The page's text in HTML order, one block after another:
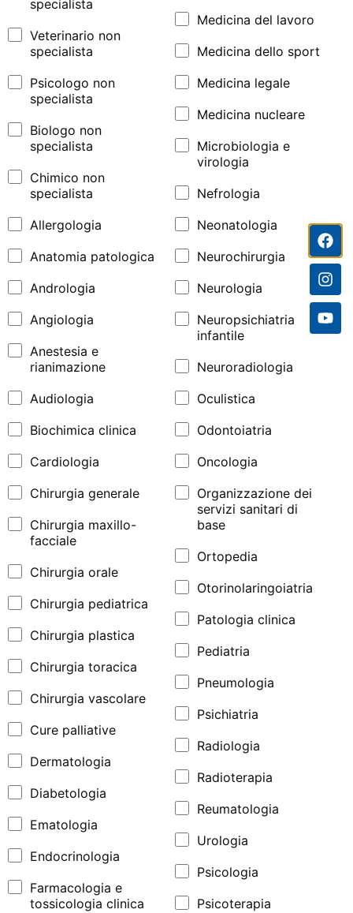
specialista
Veterinario non
specialista
Psicologo non
specialista
Biologo non
specialista
Chimico non
specialista
Allergologia
Anatomia patologica
Andrologia
Angiologia
Anestesia e
rianimazione
Audiologia
Biochimica clinica
Cardiologia
Chirurgia generale
Chirurgia maxillo-
facciale
Chirurgia orale
Chirurgia pediatrica
Chirurgia plastica
Chirurgia toracica
Chirurgia vascolare
Cure palliative
Dermatologia
Diabetologia
Ematologia
Endocrinologia
Farmacologia e
tossicologia clinica
Medicina del lavoro
Medicina dello sport
Medicina legale
Medicina nucleare
Microbiologia e
virologia
Nefrologia
Neonatologia
Neurochirurgia
Neurologia
Neuropsichiatria
infantile
Neuroradiologia
Oculistica
Odontoiatria
Oncologia
Organizzazione dei
servizi sanitari di
base
Ortopedia
Otorinolaringoiatria
Patologia clinica
Pediatria
Pneumologia
Psichiatria
Radiologia
Radioterapia
Reumatologia
Urologia
Psicologia
Psicoterapia